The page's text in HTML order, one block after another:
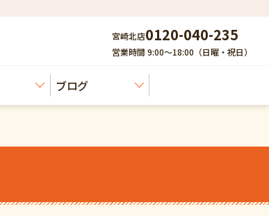
宮崎北店0120-040-235
営業時間 9:00～18:00（日曜・祝日）
ブログ